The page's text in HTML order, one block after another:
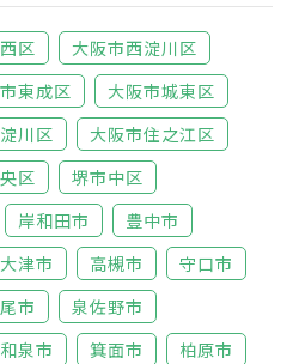
区
大阪市西淀川区
東成区
大阪市城東区
川区
大阪市住之江区
区
堺市中区
岸和田市
豊中市
津市 高槻市
守口市
市
泉佐野市
和泉市 箕面市
柏原市